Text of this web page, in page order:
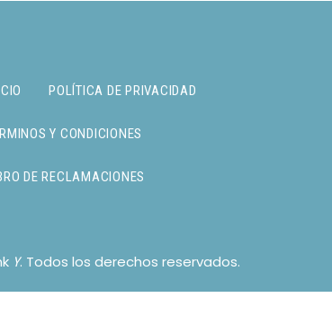
POLÍTICA DE PRIVACIDAD
Y CONDICIONES
DE RECLAMACIONES
Y. Todos los derechos reservados.